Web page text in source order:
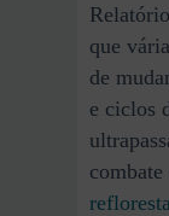
que
de
e ciclos
combate